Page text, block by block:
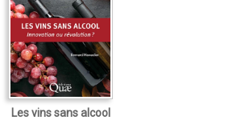
Les vins sans alcool